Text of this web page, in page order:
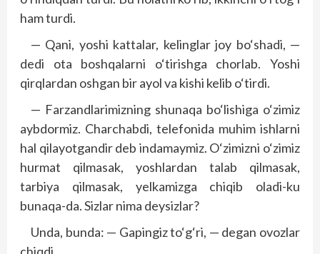
ham turdi.
— Qani, yoshi kattalar, kelinglar joy bo‘shadi, —
dedi ota boshqalarni o‘tirishga chorlab. Yoshi
qirqlardan oshgan bir ayol va kishi kelib o‘tirdi.
— Farzandlarimizning shunaqa bo‘lishiga o‘zimiz
aybdormiz. Charchabdi, telefonida muhim ishlarni
hal qilayotgandir deb indamaymiz. O‘zimizni o‘zimiz
hurmat qilmasak, yoshlardan talab qilmasak,
tarbiya qilmasak, yelkamizga chiqib oladi-ku
bunaqa-da. Sizlar nima deysizlar?
Unda, bunda: — Gapingiz to‘g‘ri, — degan ovozlar